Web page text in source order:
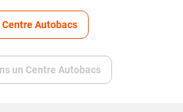
Autobacs
un Centre Autobacs